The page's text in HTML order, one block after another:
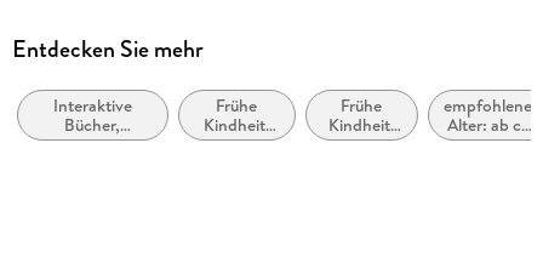
Illustrationen
Verlag/Hersteller
FISCHER Sauerländer
Entdecken Sie mehr
Interaktive
Bücher,
Mitmachbücher,
Frühe
Kindheit:
Tagesablauf
Frühe
Kindheit:
Menschen,
empfohlenes
Alter: ab ca.
3 Jahre